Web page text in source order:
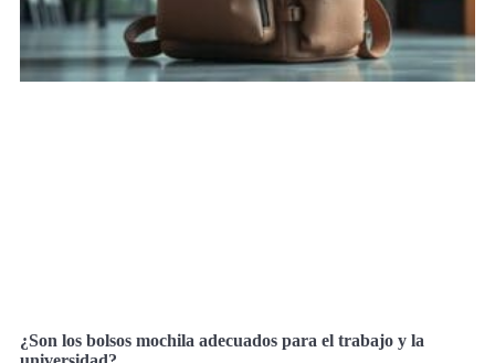
¿Son los bolsos mochila adecuados para el trabajo y la